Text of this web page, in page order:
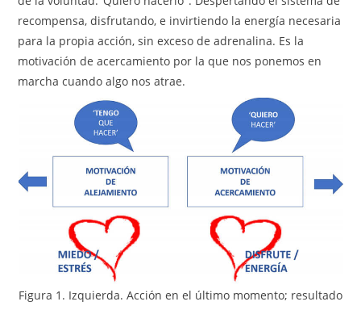
recompensa, disfrutando, e invirtiendo la energía necesaria
para la propia acción, sin exceso de adrenalina. Es la
motivación de acercamiento por la que nos ponemos en
marcha cuando algo nos atrae.
Figura 1. Izquierda. Acción en el último momento; resultado